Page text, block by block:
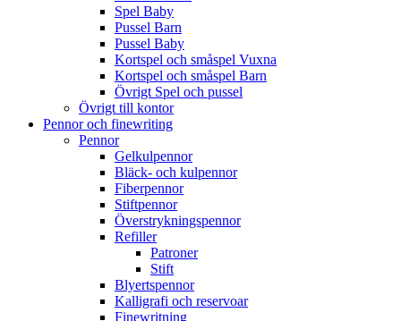
Spel Baby
Pussel Barn
Pussel Baby
Kortspel och småspel Vuxna
Kortspel och småspel Barn
Övrigt Spel och pussel
Övrigt till kontor
Pennor och finewriting
Pennor
Gelkulpennor
Bläck- och kulpennor
Fiberpennor
Stiftpennor
Överstrykningspennor
Refiller
Patroner
Stift
Blyertspennor
Kalligrafi och reservoar
Finewritning